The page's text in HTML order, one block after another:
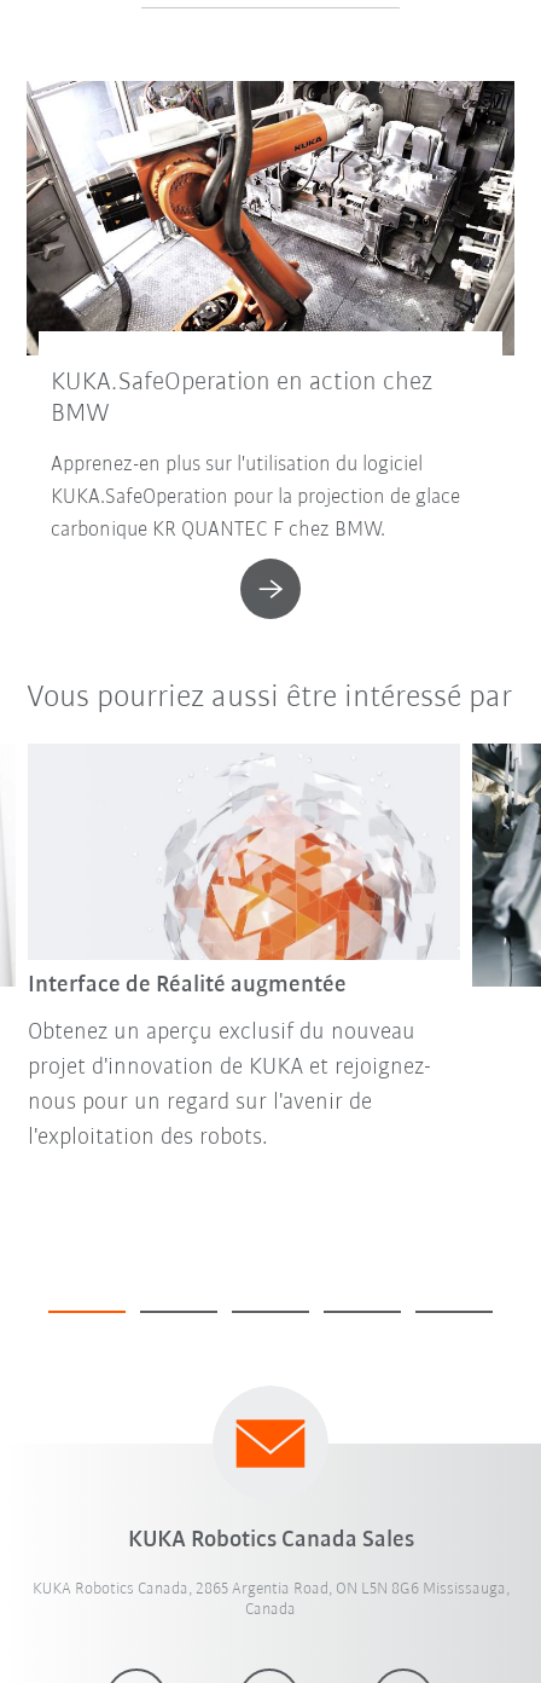
KUKA.SafeOperation en action chez
BMW
Apprenez-en plus sur l'utilisation du logiciel
KUKA.SafeOperation pour la projection de glace
carbonique KR QUANTEC F chez BMW.
Vous pourriez aussi être intéressé par
Interface de Réalité augmentée
Obtenez un aperçu exclusif du nouveau
projet d'innovation de KUKA et rejoignez-
nous pour un regard sur l'avenir de
l'exploitation des robots.
KUKA Robotics Canada Sales
KUKA Robotics Canada, 2865 Argentia Road, ON L5N 8G6 Mississauga,
Canada